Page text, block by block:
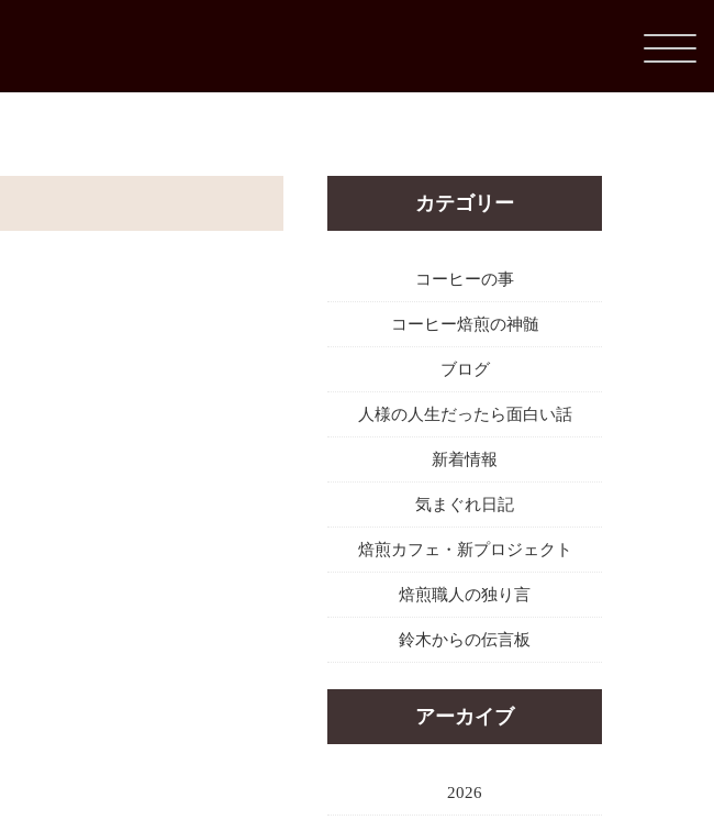
カテゴリー
コーヒーの事
コーヒー焙煎の神髄
ブログ
人様の人生だったら面白い話
新着情報
気まぐれ日記
焙煎カフェ・新プロジェクト
焙煎職人の独り言
鈴木からの伝言板
アーカイブ
2026